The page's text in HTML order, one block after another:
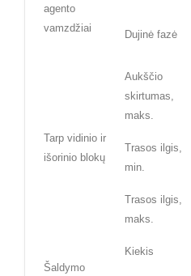
agento
vamzdžiai
Dujinė fazė
Tarp vidinio ir
išorinio blokų
Aukščio
skirtumas,
maks.
Trasos ilgis,
min.
Trasos ilgis,
maks.
Šaldymo
Kiekis